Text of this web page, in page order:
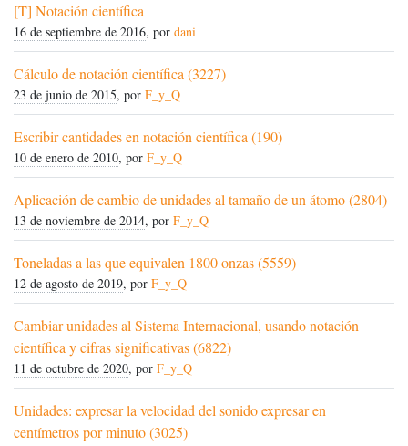
[T] Notación científica
16 de septiembre de 2016, por dani
Cálculo de notación científica (3227)
23 de junio de 2015, por F_y_Q
Escribir cantidades en notación científica (190)
10 de enero de 2010, por F_y_Q
Aplicación de cambio de unidades al tamaño de un átomo (2804)
13 de noviembre de 2014, por F_y_Q
Toneladas a las que equivalen 1800 onzas (5559)
12 de agosto de 2019, por F_y_Q
Cambiar unidades al Sistema Internacional, usando notación
científica y cifras significativas (6822)
11 de octubre de 2020, por F_y_Q
Unidades: expresar la velocidad del sonido expresar en
centímetros por minuto (3025)